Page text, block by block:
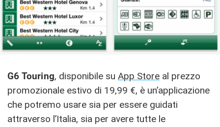
G6 Touring, disponibile su App Store al prezzo
promozionale estivo di 19,99 €, è un’applicazione
che potremo usare sia per essere guidati
attraverso l’Italia, sia per avere tutte le